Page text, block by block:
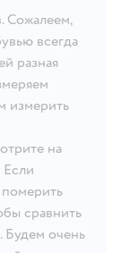
Сожалеем,
всегда
разная
измерить
на
Если
сравнить
Будем очень